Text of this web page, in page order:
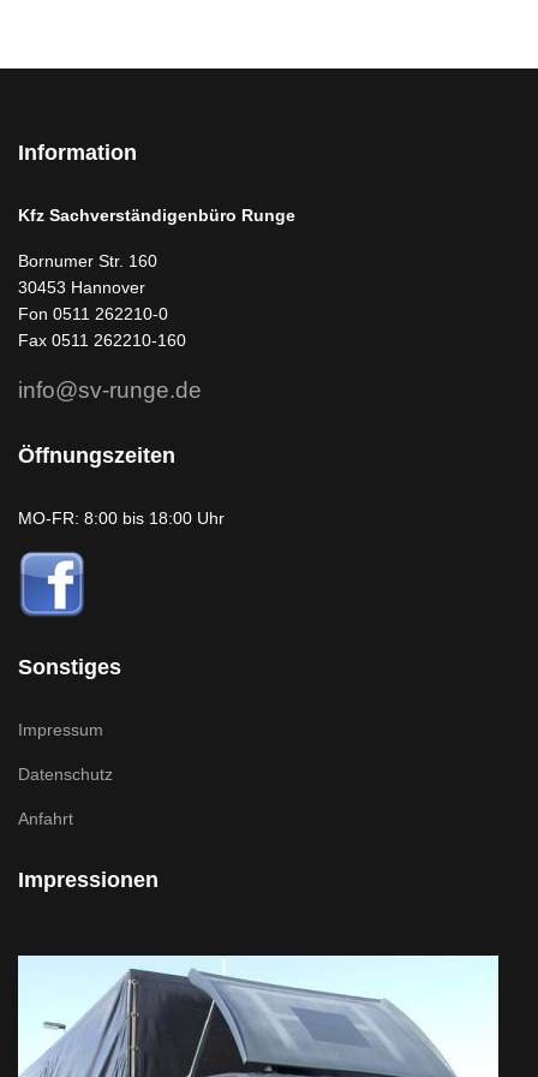
Information
Kfz Sachverständigenbüro Runge
Bornumer Str. 160
30453 Hannover
Fon 0511 262210-0
Fax 0511 262210-160
info@sv-runge.de
Öffnungszeiten
MO-FR: 8:00 bis 18:00 Uhr
Sonstiges
Impressum
Datenschutz
Anfahrt
Impressionen